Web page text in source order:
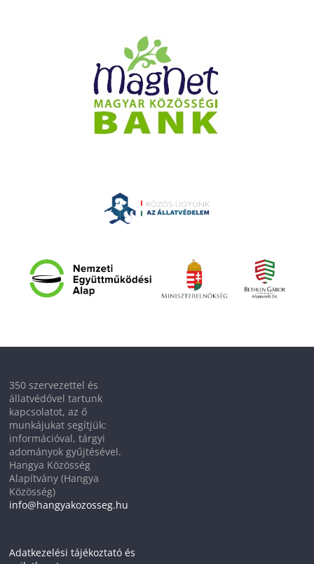
350 szervezettel és
állatvédővel tartunk
kapcsolatot, az ő
munkájukat segítjük:
információval, tárgyi
adományok gyűjtésével.
Hangya Közösség
Alapítvány (Hangya
Közösség)
info@hangyakozosseg.hu
Adatkezelési tájékoztató és